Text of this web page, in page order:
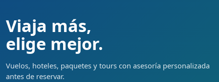
Viaja más,
elige mejor.
Vuelos, hoteles, paquetes y tours con asesoría personalizada
antes de reservar.